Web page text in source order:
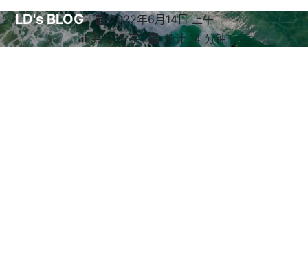
LD's BLOG
2022年6月14日 上午
共 675 字
预计 14 分钟